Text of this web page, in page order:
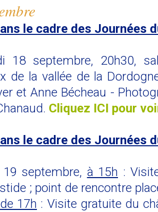
le cadre des Journées
18 septembre, 20h30,
de la vallée de la
et Anne Bécheau -
Cliquez ICI pour
le cadre des Journées
septembre, à 15h :
; point de rencontre
17h : Visite gratuite du